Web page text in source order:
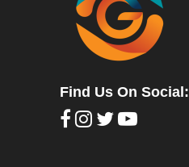
Find Us On Social: